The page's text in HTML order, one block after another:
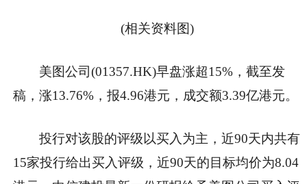
(相关资料图)
美图公司(01357.HK)早盘涨超15%，截至发
稿，涨13.76%，报4.96港元，成交额3.39亿港元。
投行对该股的评级以买入为主，近90天内共有
15家投行给出买入评级，近90天的目标均价为8.04